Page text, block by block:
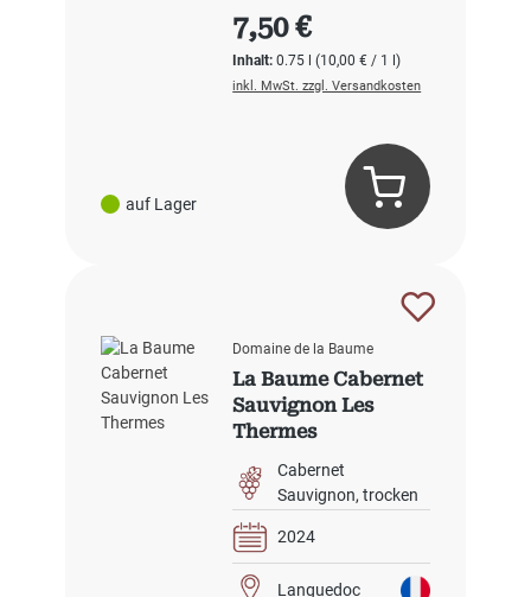
auf Lager
Inhalt:0.75 l(10,00 € / 1 l)
Regulärer Preis:
7,50 €
inkl. MwSt. zzgl. Versandkosten
Domaine de la Baume
La Baume Cabernet
Sauvignon Les
Thermes
Cabernet
Sauvignon trocken
2024
Languedoc